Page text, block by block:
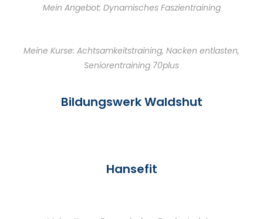
Mein Angebot: Dynamisches Faszientraining
Meine Kurse: Achtsamkeitstraining, Nacken entlasten,
Seniorentraining 70plus
Bildungswerk Waldshut
Hansefit